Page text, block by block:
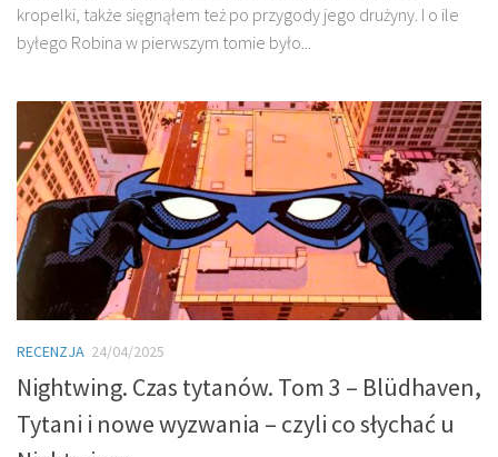
kropelki, także sięgnąłem też po przygody jego drużyny. I o ile
byłego Robina w pierwszym tomie było...
RECENZJA 24/04/2025
Nightwing. Czas tytanów. Tom 3 – Blüdhaven,
Tytani i nowe wyzwania – czyli co słychać u